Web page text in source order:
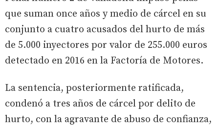
que suman once años y medio de cárcel en su
conjunto a cuatro acusados del hurto de más
de 5.000 inyectores por valor de 255.000 euros
detectado en 2016 en la Factoría de Motores.
La sentencia, posteriormente ratificada,
condenó a tres años de cárcel por delito de
hurto, con la agravante de abuso de confianza,